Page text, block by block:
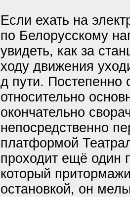
Если ехать на
по Белорусскому
увидеть, как за
ходу движения
д пути. Постепенно
относительно
окончательно
непосредственно
платформой
проходит ещё один
который
остановкой, он